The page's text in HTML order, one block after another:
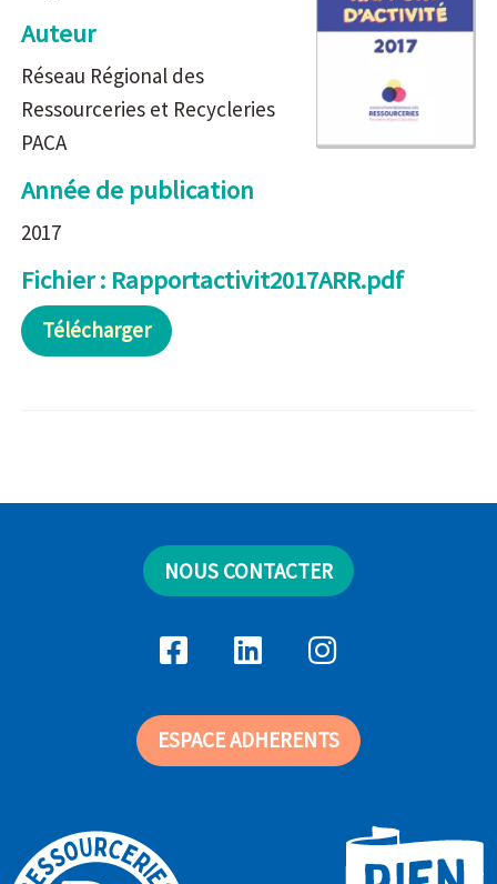
Auteur
Réseau Régional des
Ressourceries et Recycleries
PACA
Année de publication
2017
Fichier : Rapportactivit2017ARR.pdf
Télécharger
NOUS CONTACTER
ESPACE ADHERENTS